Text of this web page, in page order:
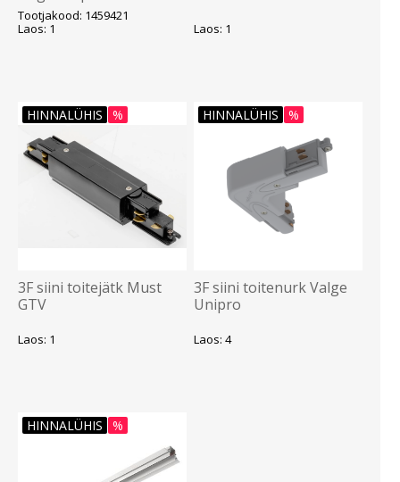
Tootjakood: 1459421
Laos: 1
Laos: 1
HINNALÜHIS %
3F siini toitejätk Must
GTV
Laos: 1
HINNALÜHIS %
3F siini toitenurk Valge
Unipro
Laos: 4
HINNALÜHIS %